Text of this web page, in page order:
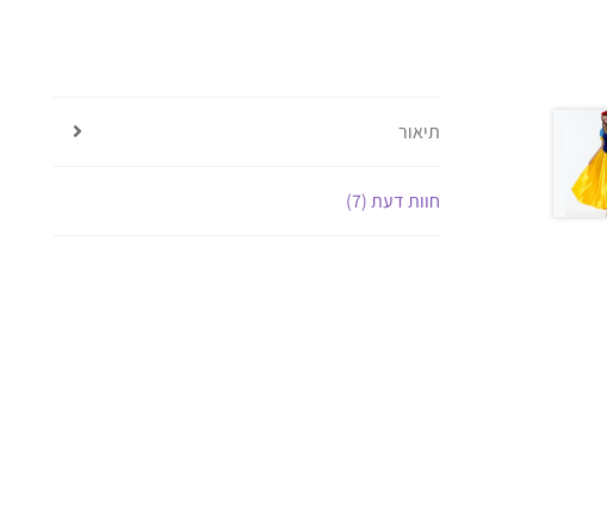
תיאור
חוות דעת (7)